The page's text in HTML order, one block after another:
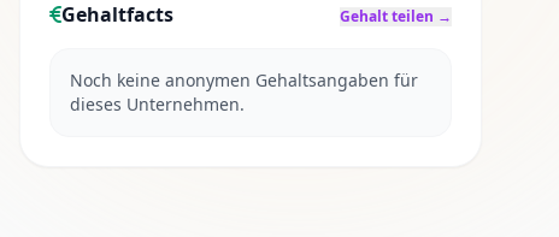
Gehaltfacts Gehalt teilen →
Noch keine anonymen Gehaltsangaben für
dieses Unternehmen.